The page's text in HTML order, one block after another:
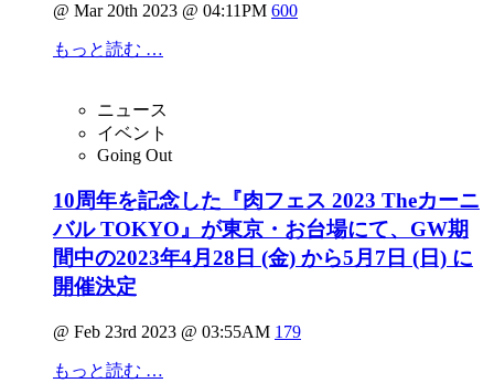
@ Mar 20th 2023 @ 04:11PM 600
もっと読む …
ニュース
イベント
Going Out
10周年を記念した『肉フェス 2023 Theカーニ
バル TOKYO』が東京・お台場にて、GW期
間中の2023年4月28日 (金) から5月7日 (日) に
開催決定
@ Feb 23rd 2023 @ 03:55AM 179
もっと読む …